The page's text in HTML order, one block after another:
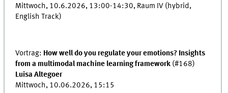
Mittwoch, 10.6.2026, 13:00-14:30, Raum IV (hybrid,
English Track)
Vortrag: How well do you regulate your emotions? Insights
from a multimodal machine learning framework (#168)
Luisa Altegoer
Mittwoch, 10.06.2026, 15:15